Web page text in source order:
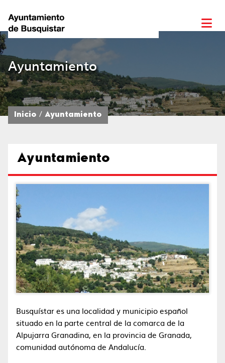
Ayuntamiento
Inicio Ayuntamiento
Ayuntamiento
Busquístar es una localidad y municipio español
situado en la parte central de la comarca de la
Alpujarra Granadina, en la provincia de Granada,
comunidad autónoma de Andalucía.